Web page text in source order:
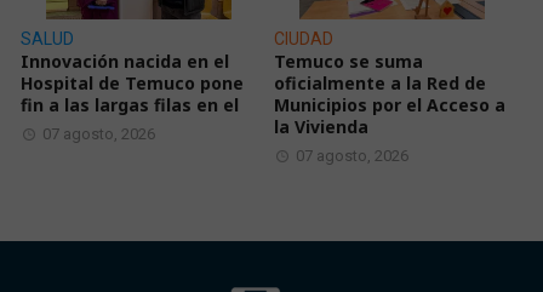
SALUD
Innovación nacida en el
Hospital de Temuco pone
fin a las largas filas en el
07 agosto, 2026
CIUDAD
Temuco se suma
oficialmente a la Red de
Municipios por el Acceso a
la Vivienda
07 agosto, 2026